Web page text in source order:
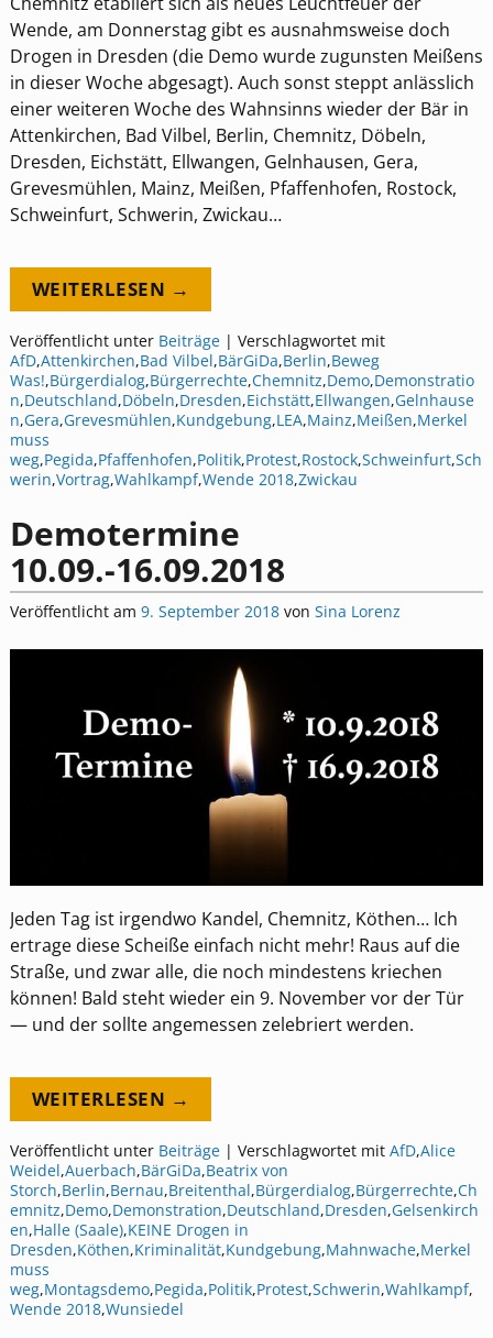
Wende, am Donnerstag gibt es ausnahmsweise doch
Drogen in Dresden (die Demo wurde zugunsten Meißens
in dieser Woche abgesagt). Auch sonst steppt anlässlich
einer weiteren Woche des Wahnsinns wieder der Bär in
Attenkirchen, Bad Vilbel, Berlin, Chemnitz, Döbeln,
Dresden, Eichstätt, Ellwangen, Gelnhausen, Gera,
Grevesmühlen, Mainz, Meißen, Pfaffenhofen, Rostock,
Schweinfurt, Schwerin, Zwickau…
WEITERLESEN →
Veröffentlicht unter Beiträge| Verschlagwortet mit
AfD,Attenkirchen,Bad Vilbel,BärGiDa,Berlin,Beweg
Was!,Bürgerdialog,Bürgerrechte,Chemnitz,Demo,Demonstratio
n,Deutschland,Döbeln,Dresden,Eichstätt,Ellwangen,Gelnhause
n,Gera,Grevesmühlen,Kundgebung,LEA,Mainz,Meißen,Merkel
muss
weg,Pegida,Pfaffenhofen,Politik,Protest,Rostock,Schweinfurt,Sch
werin,Vortrag,Wahlkampf,Wende 2018,Zwickau
Demotermine
10.09.-16.09.2018
Veröffentlicht am 9. September 2018 von Sina Lorenz
Jeden Tag ist irgendwo Kandel, Chemnitz, Köthen… Ich
ertrage diese Scheiße einfach nicht mehr! Raus auf die
Straße, und zwar alle, die noch mindestens kriechen
können! Bald steht wieder ein 9. November vor der Tür
— und der sollte angemessen zelebriert werden.
WEITERLESEN →
Veröffentlicht unter Beiträge| Verschlagwortet mit AfD,Alice
Weidel,Auerbach,BärGiDa,Beatrix von
Storch,Berlin,Bernau,Breitenthal,Bürgerdialog,Bürgerrechte,Ch
emnitz,Demo,Demonstration,Deutschland,Dresden,Gelsenkirch
en,Halle (Saale),KEINE Drogen in
Dresden,Köthen,Kriminalität,Kundgebung,Mahnwache,Merkel
muss
weg,Montagsdemo,Pegida,Politik,Protest,Schwerin,Wahlkampf,
Wende 2018,Wunsiedel